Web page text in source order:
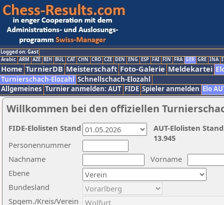
Logged on: Gast
Arabic ARM AZE BIH BUL CAT CHN CRO CZE DEN ENG ESP FAI FIN FRA GER GRE INA
Home TurnierDB Meisterschaft Foto-Galerie Meldekartei
Turnierschach-Elozahl Schnellschach-Elozahl
Allgemeines Turnier anmelden: AUT FIDE Spieler anmelden Elo
Willkommen bei den offiziellen
Nachname
Vorname
Ebene
Personennummer
Bundesland
Spgem./Kreis/Verein
AUT-Elolisten
13.945
FIDE-Elolisten Stand